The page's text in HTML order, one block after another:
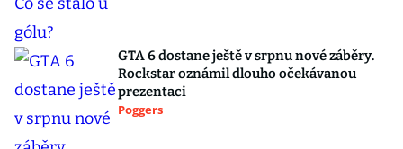
GTA 6 dostane ještě v srpnu nové záběry.
Rockstar oznámil dlouho očekávanou
prezentaci
Poggers